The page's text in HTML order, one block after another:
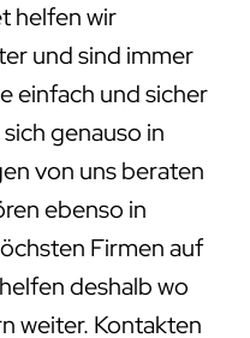
helfen wir
und sind immer
einfach und sicher
genauso in
von uns beraten
ebenso in
Firmen auf
deshalb wo
weiter. Kontakten